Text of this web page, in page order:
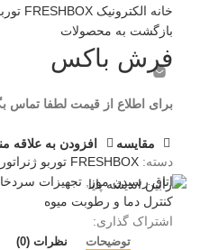
ورود / ثبت نام
منو
محصول / ﷼ 0
خانه الکترونیک FRESHBOX توربو ژنراتور
بازگشت به محصولات
فرش باکس
برای اطلاع از قیمت لطفا تماس
مقایسه
افزودن به علاقه
دسته: FRESHBOX توربو ژنراتور
اتاق رسیدن موز, تجهیزات
کنترل دما و رطوبت میوه
اشتراک گذاری:
توضیحات نظرات (0)